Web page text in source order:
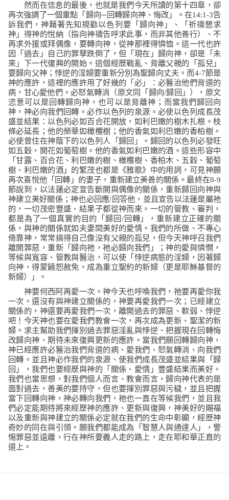
然而在信息的最後，也就是我們今天所讀的第十四章，卻
再次強調了一個重點「歸向─回轉歸向神、悔改」。在14:1-3告
訴我們，神藉著先知規勸以色列要「歸向神」、「祈禱懇求
神」得神的悅納（指向神禱告呼求此事，而非其他善行）、不
再求外援或拜偶像，要轉向神，從神那裡得憐恤。這一代也許
因「過去」自己的罪孽跌倒了，但「現在」歸向神，卻是「未
來」下一代復興的開始。這個經歷戰亂、背離父親的「孤兒」
要歸向父神；悖逆的淫婦要重新分別為聖歸向丈夫。而4-7節是
神的應許，這裡的應許用了好幾的「必」：必醫治他們背道的
病，甘心愛他們。必怒氣轉消（原文同「歸向/歸回」），原文
恣意可以是回轉歸向神，也可以是背離神；而當我們歸回向
神，神必向我們回轉。必作以色列的泉源。必使以色列成長茂
盛並結果：以色列必如百合花開放，如利巴嫩的樹木扎根。枝
條必延長；他的榮華如橄欖樹；他的香氣如利巴嫩的香柏樹。
必使曾住在神蔭下的以色列人「歸回」。歸回的以色列必發旺
如五穀，開花如葡萄樹。他的香氣如利巴嫩的酒。這些形容中
「甘露、百合花、利巴嫩的樹、橄欖樹、香柏木、五穀、葡萄
樹、利巴嫩的酒」的繁茂也都是《雅歌》中的用詞，可見神願
再次喜悅他「回轉」的妻子，重新建立美善的關係。最終在8-9
節說到，以法蓮必定宣告斷開與偶像的關係，重新歸回向神與
神建立美好關係；神也必回應/回答他，並且宣告以法蓮是屬祂
的，一切茂密豐盛、結果子都從神而來。一切的管教、審判，
都是為了一個真實的目的「歸回/回轉」，重新建立正確的關
係，與神的關係就如夫妻間美好的愛情。我們的所做、不專心
倚靠神，常常搞得自己像沒有父親的孤兒，但今天神呼召我們
離開罪惡，重新「歸向祂，祂必歸向我們」；神的愛與憐憫，
等候與寬容、管教與醫治，可以使「悖逆病態的淫婦，因著歸
向神，得蒙饒恕赦免，成為重立聖約的新婦（更是耶穌基督的
新婦）」。
神要何西阿再愛一次。神今天也呼喚我們，祂要再愛你我
一次。還沒有與神建立關係的，神要再愛我們一次；已經建立
關係的，神還要再愛我們一次，離開過去的罪惡、軟弱、悖逆
吧！今天神也要在愛我們教會一次，再次成為更新、聖潔的新
婦。求主幫助我們揮別過去罪惡淫亂與悖逆、把握現在回轉悔
改歸向神、期待未來復興更新的應許。當我們願回轉歸向神，
神已經應許必醫治我們背道的病、愛我們、怒氣轉消、向我們
回轉。並且神必作我們的泉源、使我們成長茂盛並結果與「歸
回」，我們也要經歷與神的「關係、愛情」豐盛結果而美好。
我們也當思想，對我們個人而言、教會而言，歸向神代表的是
面對過去，善美的要持守，但也要揮別罪惡與污穢，並且把握
當下回轉向神，神必轉向我們，祂也一直在等候我們，並且我
們必定能期待將來經歷神的應許、更新與復興，神美好的賜福
以及重新與神建立的關係必定就在我們的生命中彰顯，經歷神
奇妙的同在與引領。願我們都能成為「智慧人與通達人」，警
惕罪惡並遠離，行在神所要義人走的路上，走在耶和華正直的
道上。